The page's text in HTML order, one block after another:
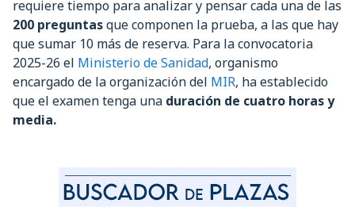
requiere tiempo para analizar y pensar cada una de las
200 preguntasque componen la prueba, a las que hay
que sumar 10 más de reserva. Para la convocatoria
2025-26 el Ministerio de Sanidad, organismo
encargado de la organización del MIR, ha establecido
que el examen tenga una duración de cuatro horas y
media.